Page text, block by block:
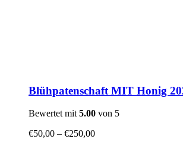
Blühpatenschaft MIT Honig
Bewertet mit5.00 von 5
€50,00 – €250,00